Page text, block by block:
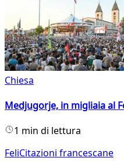
Chiesa
Medjugorje, in migliaia al
1 min di lettura
FeliCitazioni francescane